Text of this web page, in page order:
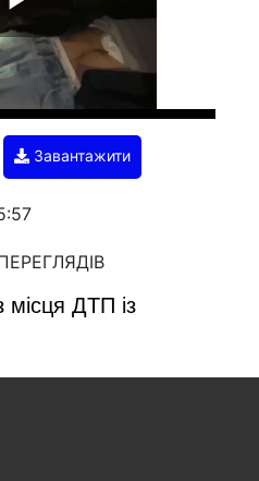
P
l
a
y
Завантажити
місця ДТП із